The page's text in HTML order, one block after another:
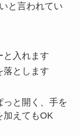
と言われてい
と入れます
落とします
っと開く、手を
加えてもOK